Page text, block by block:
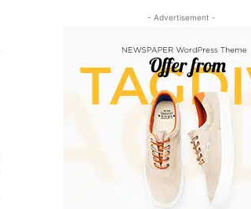
- Advertisement -